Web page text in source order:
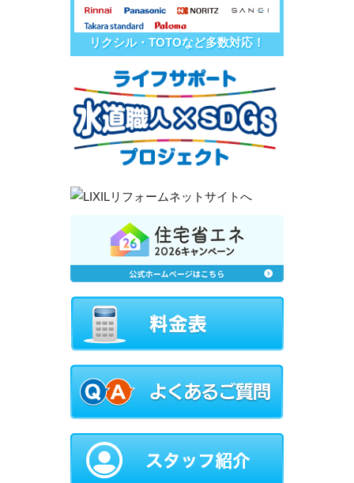
リクシル・TOTOなど多数対応！